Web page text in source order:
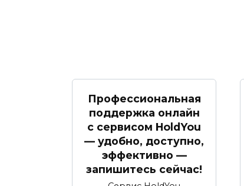
Профессиональная
поддержка онлайн
с сервисом HoldYou
— удобно, доступно,
эффективно —
запишитесь сейчас!